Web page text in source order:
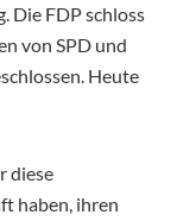
Die FDP schloss
von SPD und
Heute
diese
haben, ihren